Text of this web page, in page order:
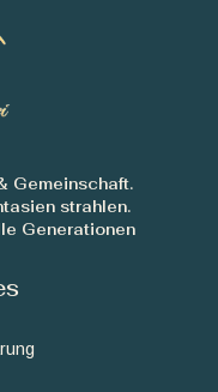
Gemeinschaft.
strahlen.
Generationen